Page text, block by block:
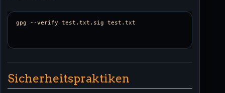
gpg --verify
Sicherheitspraktiken